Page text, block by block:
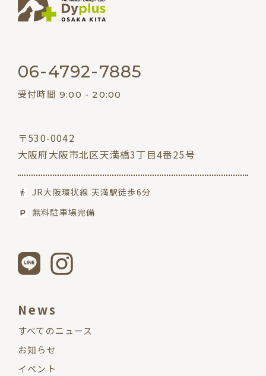
06-4792-7885
受付時間 9:00 - 20:00
〒530-0042
大阪府大阪市北区天満橋3丁目4番25号
JR大阪環状線 天満駅徒歩6分
無料駐車場完備
News
すべてのニュース
お知らせ
イベント